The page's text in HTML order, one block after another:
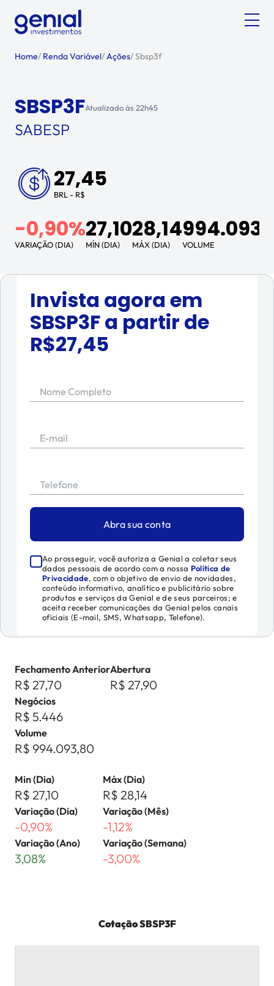
Home/ Renda Variável/Ações/Sbsp3f
SBSP3FAtualizado às 22h45
SABESP
27,45
BRL - R$
-0,90%
VARIAÇÃO (DIA)
27,10
MÍN (DIA)
28,14
MÁX (DIA) VOLUME
Invista agora em
SBSP3Fa partir de
R$27,45
Nome Completo
E-mail
Telefone
Abra sua conta
Ao prosseguir, você autoriza a Genial a coletar seus
dados pessoais de acordo com a nossa Política de
Privacidade, com o objetivo de envio de novidades,
conteúdo informativo, analítico e publicitário sobre
produtos e serviços da Genial e de seus parceiros; e
aceita receber comunicações da Genial pelos canais
oficiais (E-mail, SMS, Whatsapp, Telefone).
Fechamento Anterior
R$ 27,70
Abertura
R$ 27,90
Negócios
R$ 5.446
Volume
R$ 994.093,80
Min (Dia)
R$ 27,10
Máx (Dia)
R$ 28,14
Variação (Dia)
-0,90%
Variação (Mês)
-1,12%
Variação (Ano)
3,08%
Variação (Semana)
-3,00%
CotaçãoSBSP3F